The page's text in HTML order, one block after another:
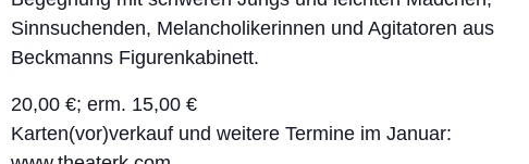
Sinnsuchenden, Melancholikerinnen und Agitatoren aus
Beckmanns Figurenkabinett.
20,00 €; erm. 15,00 €
Karten(vor)verkauf und weitere Termine im Januar: